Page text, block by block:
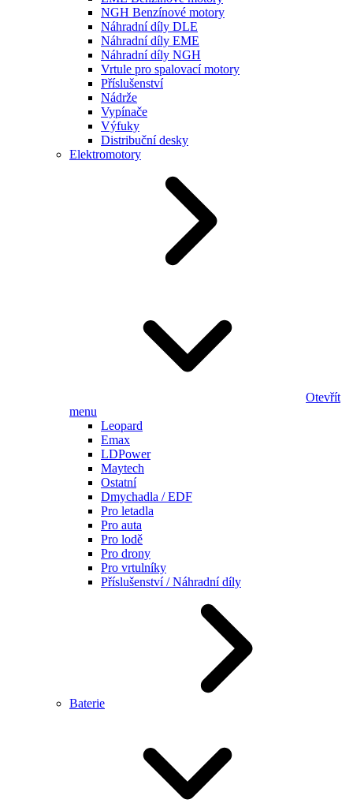
NGH Benzínové motory
Náhradní díly DLE
Náhradní díly EME
Náhradní díly NGH
Vrtule pro spalovací motory
Příslušenství
Nádrže
Vypínače
Výfuky
Distribuční desky
Elektromotory
Otevřít
menu
Leopard
Emax
LDPower
Maytech
Ostatní
Dmychadla / EDF
Pro letadla
Pro auta
Pro lodě
Pro drony
Pro vrtulníky
Příslušenství / Náhradní díly
Baterie